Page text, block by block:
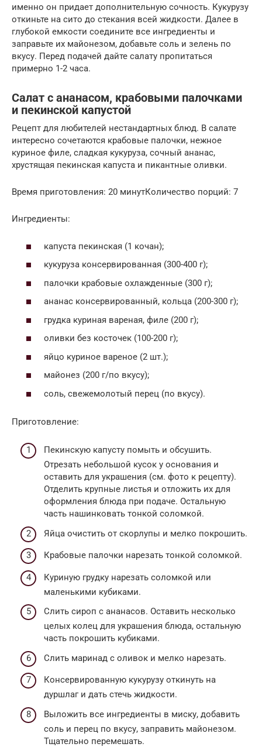
именно он придает дополнительную сочность. Кукурузу
откиньте на сито до стекания всей жидкости. Далее в
глубокой емкости соедините все ингредиенты и
заправьте их майонезом, добавьте соль и зелень по
вкусу. Перед подачей дайте салату пропитаться
примерно 1-2 часа.
Салат с ананасом, крабовыми палочками
и пекинской капустой
Рецепт для любителей нестандартных блюд. В салате
интересно сочетаются крабовые палочки, нежное
куриное филе, сладкая кукуруза, сочный ананас,
хрустящая пекинская капуста и пикантные оливки.
Время приготовления: 20 минутКоличество порций: 7
Ингредиенты:
капуста пекинская (1 кочан);
кукуруза консервированная (300-400 г);
палочки крабовые охлажденные (300 г);
ананас консервированный, кольца (200-300 г);
грудка куриная вареная, филе (200 г);
оливки без косточек (100-200 г);
яйцо куриное вареное (2 шт.);
майонез (200 г/по вкусу);
соль, свежемолотый перец (по вкусу).
Приготовление:
Пекинскую капусту помыть и обсушить.
Отрезать небольшой кусок у основания и
оставить для украшения (см. фото к рецепту).
Отделить крупные листья и отложить их для
оформления блюда при подаче. Остальную
часть нашинковать тонкой соломкой.
Яйца очистить от скорлупы и мелко покрошить.
Крабовые палочки нарезать тонкой соломкой.
Куриную грудку нарезать соломкой или
маленькими кубиками.
Слить сироп с ананасов. Оставить несколько
целых колец для украшения блюда, остальную
часть покрошить кубиками.
Слить маринад с оливок и мелко нарезать.
Консервированную кукурузу откинуть на
дуршлаг и дать стечь жидкости.
Выложить все ингредиенты в миску, добавить
соль и перец по вкусу, заправить майонезом.
Тщательно перемешать.